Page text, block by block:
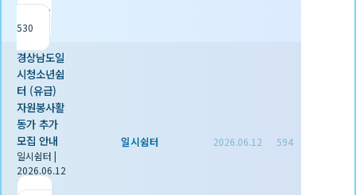
조회
530
경상남도일
시청소년쉼
터 (유급)
자원봉사활
동가 추가
모집 안내
일시쉼터 |
2026.06.12
|
일시쉼터 2026.06.12 594